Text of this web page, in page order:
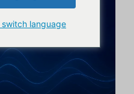
language